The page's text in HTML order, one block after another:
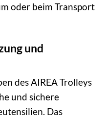
oder beim Transport
und
des AIREA Trolleys
und sichere
Das